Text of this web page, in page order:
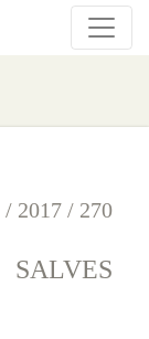
/ 2017 / 270
SALVES